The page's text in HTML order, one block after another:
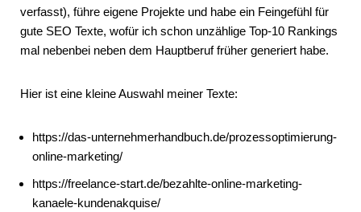
verfasst), führe eigene Projekte und habe ein Feingefühl für
gute SEO Texte, wofür ich schon unzählige Top-10 Rankings
mal nebenbei neben dem Hauptberuf früher generiert habe.
Hier ist eine kleine Auswahl meiner Texte:
https://das-unternehmerhandbuch.de/prozessoptimierung-
online-marketing/
https://freelance-start.de/bezahlte-online-marketing-
kanaele-kundenakquise/